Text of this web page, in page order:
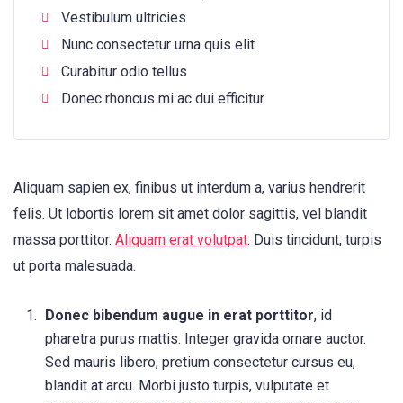
Vestibulum ultricies
Nunc consectetur urna quis elit
Curabitur odio tellus
Donec rhoncus mi ac dui efficitur
Aliquam sapien ex, finibus ut interdum a, varius hendrerit
felis. Ut lobortis lorem sit amet dolor sagittis, vel blandit
massa porttitor. Aliquam erat volutpat. Duis tincidunt, turpis
ut porta malesuada.
Donec bibendum augue in erat porttitor, id
pharetra purus mattis. Integer gravida ornare auctor.
Sed mauris libero, pretium consectetur cursus eu,
blandit at arcu. Morbi justo turpis, vulputate et